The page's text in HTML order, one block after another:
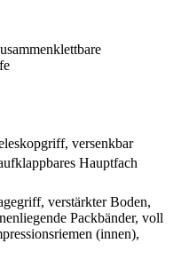
versenkbar
Hauptfach
verstärkter Boden,
Packbänder, voll
(innen),